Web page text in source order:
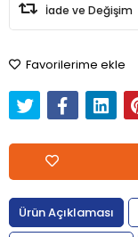
İade ve Değişim
Favorilerime ekle
Ürün Açıklaması